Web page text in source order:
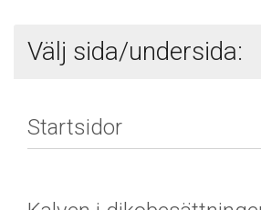
Välj sida/undersida: